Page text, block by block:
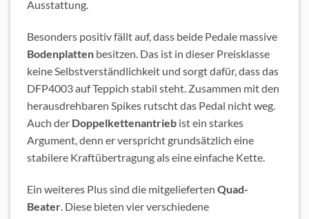
Ausstattung.
Besonders positiv fällt auf, dass beide Pedale massive
Bodenplatten besitzen. Das ist in dieser Preisklasse
keine Selbstverständlichkeit und sorgt dafür, dass das
DFP4003 auf Teppich stabil steht. Zusammen mit den
herausdrehbaren Spikes rutscht das Pedal nicht weg.
Auch der Doppelkettenantrieb ist ein starkes
Argument, denn er verspricht grundsätzlich eine
stabilere Kraftübertragung als eine einfache Kette.
Ein weiteres Plus sind die mitgelieferten Quad-
Beater . Diese bieten vier verschiedene